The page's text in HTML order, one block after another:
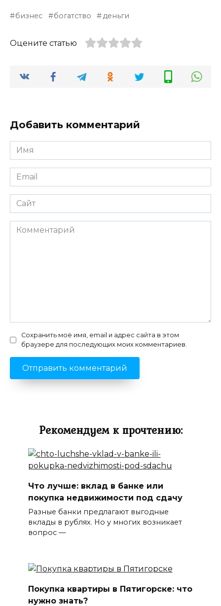
бизнес богатство деньги
Оцените статью
Добавить комментарий
Имя
*
Email
*
Сайт
Комментарий
Сохранить моё имя, email и адрес сайта в этом
браузере для последующих моих комментариев.
Рекомендуем к прочтению:
Что лучше: вклад в банке или
покупка недвижимости под сдачу
Разные банки предлагают выгодные
вклады в рублях. Но у многих возникает
вопрос —
Покупка квартиры в Пятигорске: что
нужно знать?